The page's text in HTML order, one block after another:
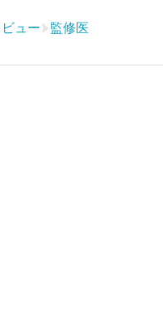
ュー 監修医